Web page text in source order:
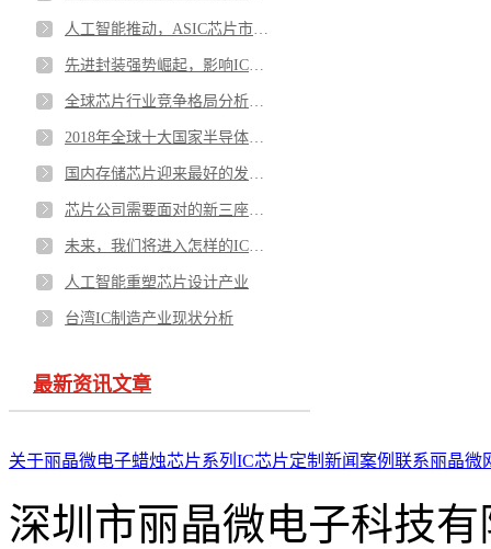
人工智能重塑芯片设计产业
台湾IC制造产业现状分析
最新资讯文章
关于丽晶微电子蜡烛芯片系列 IC芯片定制 新闻案例 联系丽晶微
深圳市丽晶微电子科技